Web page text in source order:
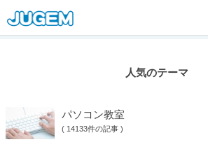
人気のテーマ
パソコン教室
( 14133件の記事 )